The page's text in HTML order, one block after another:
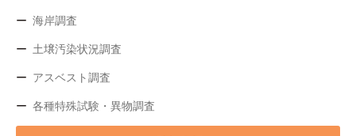
海岸調査
土壌汚染状況調査
アスベスト調査
各種特殊試験・異物調査